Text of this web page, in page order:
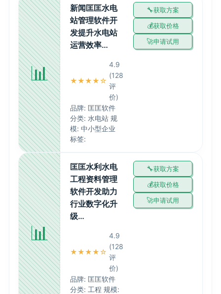
📊
新闻匡匡水电
站管理软件开
发提升水电站
运营效率…
★★★★☆
4.9
(128
评
价)
品牌: 匡匡软件
分类: 水电站 规
模: 中小型企业
标签:
获取方案
获取价格
申请试用
📊
匡匡水利水电
工程资料管理
软件开发助力
行业数字化升
级…
★★★★☆
4.9
(128
评
价)
品牌: 匡匡软件
分类: 工程 规模:
获取方案
获取价格
申请试用